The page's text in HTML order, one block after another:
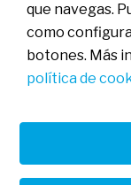
Banco de Sabadell,
que navegas.
como
botones. Más
política de